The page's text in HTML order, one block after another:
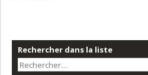
Rechercher dans la liste